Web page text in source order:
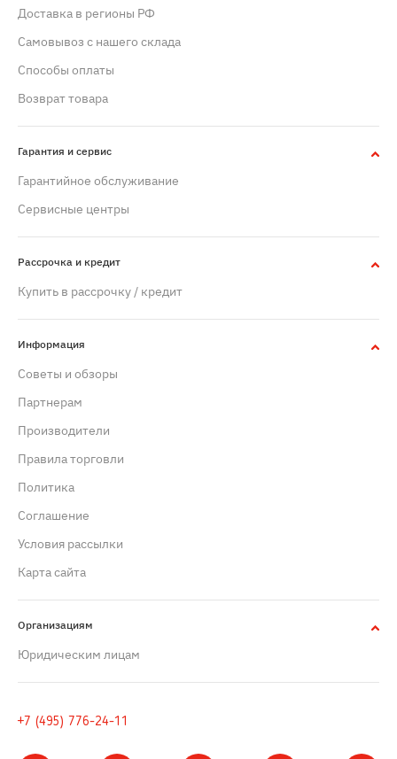
Доставка в регионы РФ
Самовывоз с нашего склада
Способы оплаты
Возврат товара
Гарантия и сервис
Гарантийное обслуживание
Сервисные центры
Рассрочка и кредит
Купить в рассрочку / кредит
Информация
Советы и обзоры
Партнерам
Производители
Правила торговли
Политика
Cоглашение
Условия рассылки
Карта сайта
Организациям
Юридическим лицам
+7 (495) 776-24-11